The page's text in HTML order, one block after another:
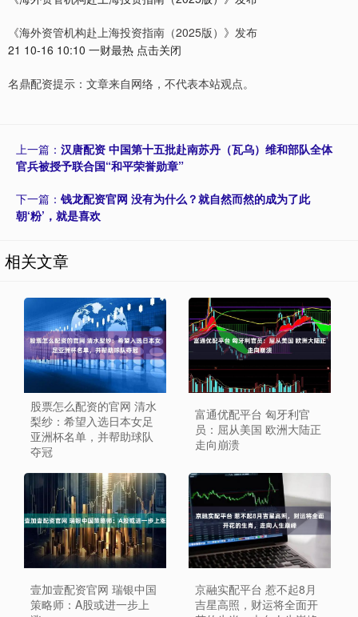
《海外资管机构赴上海投资指南（2025版）》发布
21 10-16 10:10 一财最热 点击关闭
名鼎配资提示：文章来自网络，不代表本站观点。
上一篇： 汉唐配资 中国第十五批赴南苏丹（瓦乌）维和部队全体
官兵被授予联合国“和平荣誉勋章”
下一篇： 钱龙配资官网 没有为什么？就自然而然的成为了此
朝‘粉’，就是喜欢
相关文章
股票怎么配资的官网 清水
梨纱：希望入选日本女足
亚洲杯名单，并帮助球队
夺冠
富通优配平台 匈牙利官
员：屈从美国 欧洲大陆正
走向崩溃
壹加壹配资官网 瑞银中国
策略师：A股或进一步上
京融实配平台 惹不起8月
吉星高照，财运将全面开